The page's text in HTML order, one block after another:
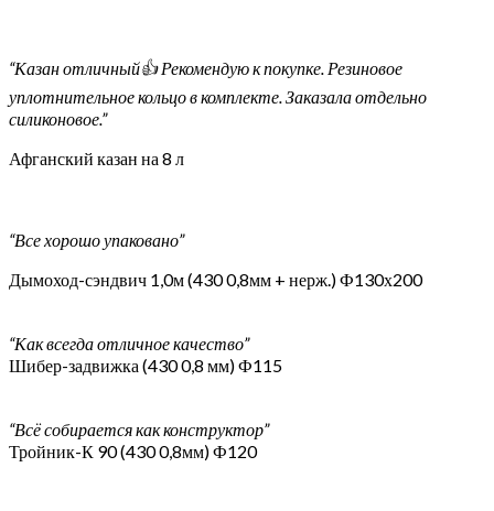
“Казан отличный👍 Рекомендую к покупке. Резиновое
уплотнительное кольцо в комплекте. Заказала отдельно
силиконовое.”
Афганский казан на 8 л
“Все хорошо упаковано”
Дымоход-сэндвич 1,0м (430 0,8мм + нерж.) Ф130х200
“Как всегда отличное качество”
Шибер-задвижка (430 0,8 мм) Ф115
“Всё собирается как конструктор”
Тройник-К 90 (430 0,8мм) Ф120